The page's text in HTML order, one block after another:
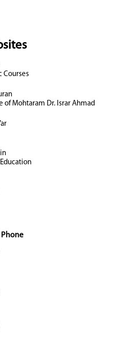
Courses
of Mohtaram Dr. Israr Ahmad